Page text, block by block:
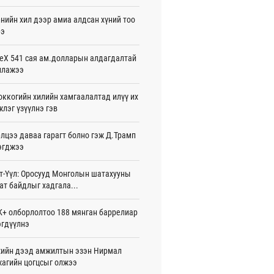
16 цаг 01 мин
Бангладешт эргэн ирэхээ
15 цаг 58 мин
15 цаг 54 мин
улсын хамтын ажиллагааны талаар
солилцов
сард Сүхбаатар боомтоор
тонн Аи-92 автобензин импортолжээ
Н.Амарзаяа: 32 хуудастай
дэвтэр долоо хоногт л дүүрдэг
15 цаг 31 мин
хил дээр амиа алдсан хүний тоо
541 сая ам.долларын алдагдалтай
хилийн хамгаалалтад илүү их
үзүүлнэ гэв
даваа гарагт болно гэж Д.Трамп
Үүл: Оросууд Монголын шатахууны
байдлыг хадгала...
олборлолтоо 188 мянган баррелиар
дээд амжилтын эзэн Нирмал
цогцсыг олжээ